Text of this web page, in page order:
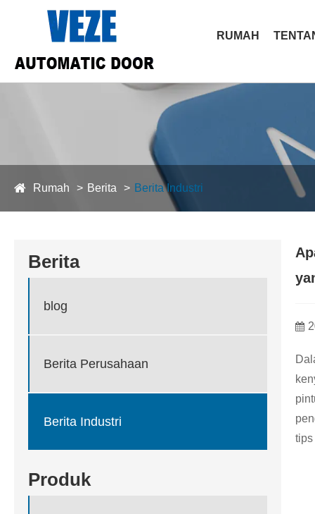
RUMAH
Rumah Berita Berita Industri
Berita
blog
Berita Perusahaan
Berita Industri
Produk
tips